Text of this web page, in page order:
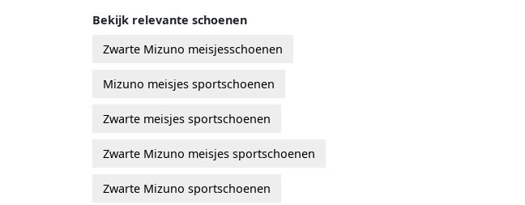
Bekijk relevante schoenen
Zwarte Mizuno meisjesschoenen
Mizuno meisjes sportschoenen
Zwarte meisjes sportschoenen
Zwarte Mizuno meisjes sportschoenen
Zwarte Mizuno sportschoenen